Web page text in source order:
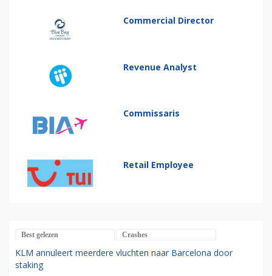
Commercial Director
Revenue Analyst
Commissaris
Retail Employee
Best gelezen Crashes
KLM annuleert meerdere vluchten naar Barcelona door
staking